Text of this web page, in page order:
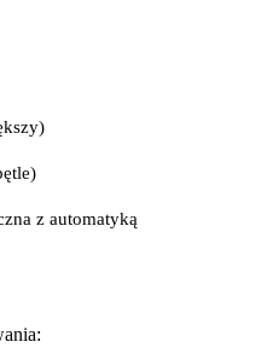
z automatyką